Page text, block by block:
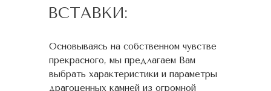
ВСТАВКИ:
Основываясь на собственном чувстве
прекрасного, мы предлагаем Вам
выбрать характеристики и параметры
драгоценных камней из огромной